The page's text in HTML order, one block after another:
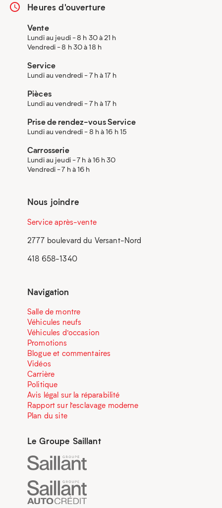
Heures d'ouverture
Vente
Lundi au jeudi - 8 h 30 à 21 h
Vendredi - 8 h 30 à 18 h
Service
Lundi au vendredi - 7 h à 17 h
Pièces
Lundi au vendredi - 7 h à 17 h
Prise de rendez-vous Service
Lundi au vendredi - 8 h à 16 h 15
Carrosserie
Lundi au jeudi - 7 h à 16 h 30
Vendredi - 7 h à 16 h
Nous joindre
Service après-vente
2777 boulevard du Versant-Nord
418 658-1340
Navigation
Salle de montre
Véhicules neufs
Véhicules d’occasion
Promotions
Blogue et commentaires
Vidéos
Carrière
Politique
Avis légal sur la réparabilité
Rapport sur l’esclavage moderne
Plan du site
Le Groupe Saillant